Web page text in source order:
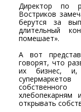
Директор по
Востриков
берутся за
длительный
помешает».
А вот
говорят, что
их бизнес,
хлебопекарням
открывать